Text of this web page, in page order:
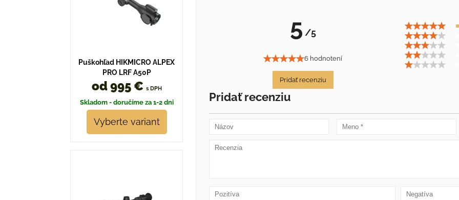
5 /5
6 hodnotení
Pridať recenziu
Pridať recenziu
Puškohľad HIKMICRO ALPEX
PRO LRF A50P
od 995 € s DPH
Skladom - doručíme za 1-2 dni
Vyberte variant